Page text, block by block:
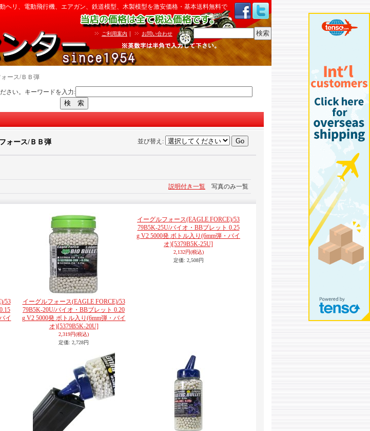
リ、電動飛行機、エアガン、鉄道模型、木製模型を激安価格・基本送料無料で
ご利用案内 ｜ お問い合わせ 検索:
ース/ＢＢ弾
さい。キーワードを入力:
ォース/ＢＢ弾 並び替え :
説明付き一覧 写真のみ一覧
53
イ
イーグルフォース(EAGLE FORCE)/53
79B5K-20U/バイオ・BBブレット 0.20
g V2 5000発 ボトル入り(6mm弾・バイ
オ)[5379B5K-20U]
2,319円(税込)
定価: 2,728円
イーグルフォース(EAGLE FORCE)/53
79B5K-25U/バイオ・BBブレット 0.25
g V2 5000発 ボトル入り(6mm弾・バイ
オ)[5379B5K-25U]
2,132円(税込)
定価: 2,508円